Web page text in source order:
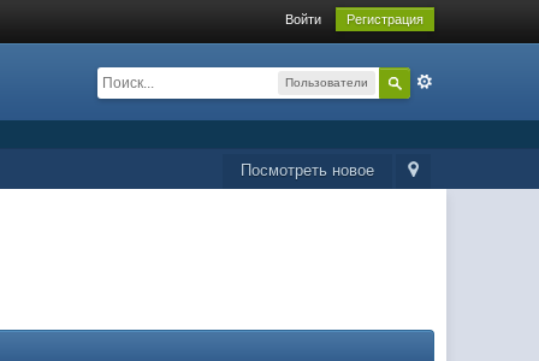
Войти Регистрация
Пользователи
Посмотреть новое